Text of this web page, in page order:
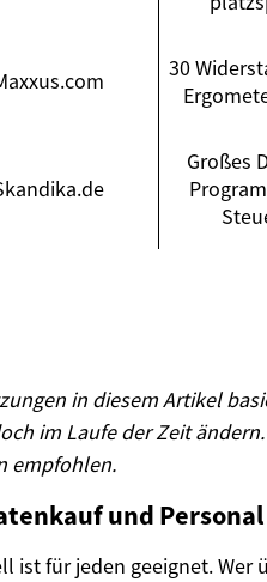
30
Großes
in diesem Artikel
im Laufe der Zeit
empfohlen.
und
ist für jeden geeignet. Wer